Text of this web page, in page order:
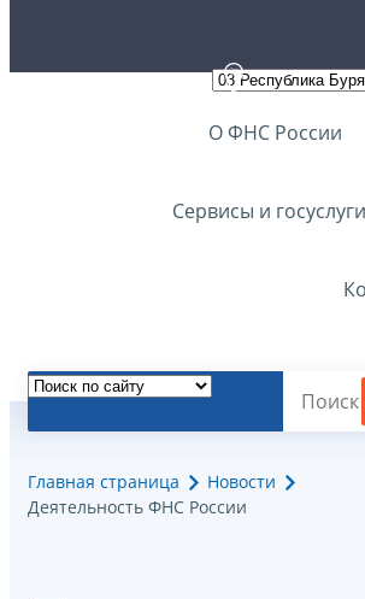
О ФНС России
Сервисы и госуслуги
Главная страница
Новости
Деятельность ФНС России